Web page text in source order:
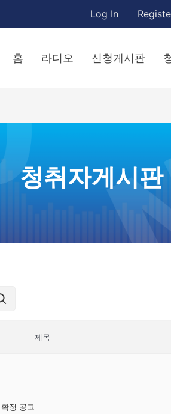
Log In
홈 라디오 신청게시판
청취자게시판
제목
정 공고